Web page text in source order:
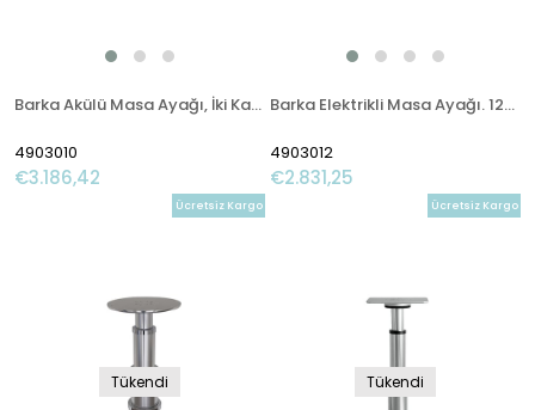
Barka Akülü Masa Ayağı, İki Kademe - 700mm
4903010
€3.186,42
Barka Elektrikli Masa Ayağı. 12V. 3 Kademe - 700mm
4903012
€2.831,25
Tükendi
Ücretsiz Kargo
Tükendi
Ücretsiz Kargo